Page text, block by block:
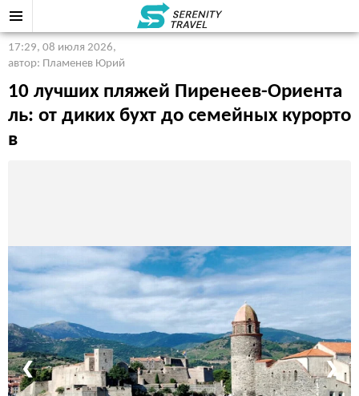
17:29, 08 июля 2026,
автор: Пламенев Юрий
10 лучших пляжей Пиренеев-Ориента
ль: от диких бухт до семейных курорто
в
❮ ❯